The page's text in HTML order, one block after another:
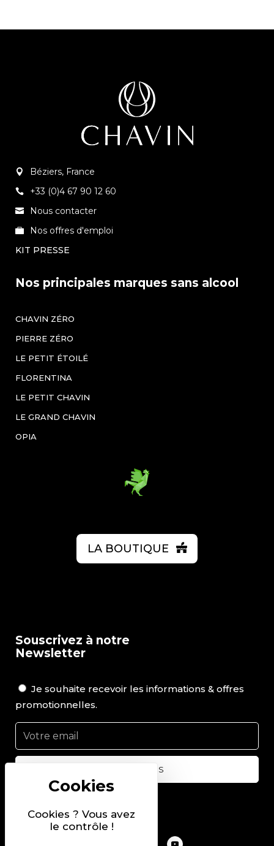
Cookies ? Vous avez
le contrôle !
Béziers, France
+33 (0)4 67 90 12 60
Nous contacter
Nos offres d'emploi
KIT PRESSE
Nos principales marques sans alcool
CHAVIN ZÉRO
PIERRE ZÉRO
LE PETIT ÉTOILÉ
FLORENTINA
LE PETIT CHAVIN
LE GRAND CHAVIN
OPIA
LA BOUTIQUE
Souscrivez à notre
Newsletter
Je souhaite recevoir les informations & offres
promotionnelles.
Suivez-nous sur